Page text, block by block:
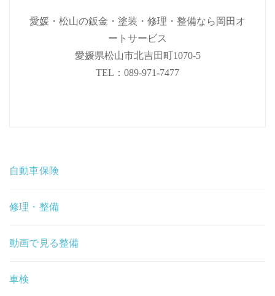
愛媛・松山の鈑金・塗装・修理・整備なら岡田オ
ートサービス
愛媛県松山市北吉田町1070-5
TEL：089-971-7477
自動車保険
修理・整備
動画で見る整備
車検